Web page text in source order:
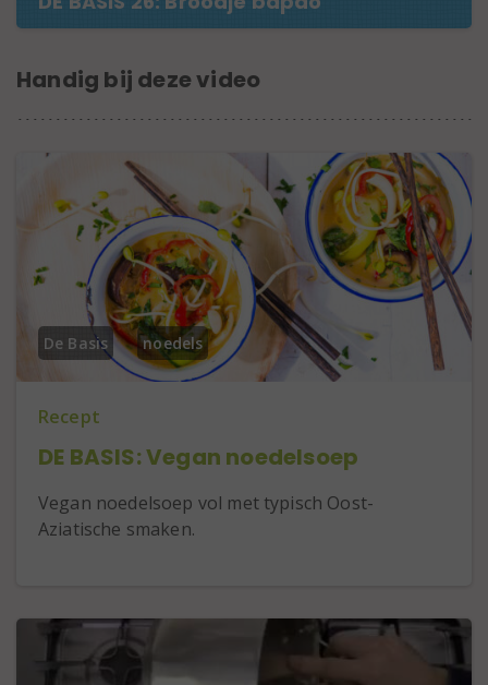
Handig bij deze video
De Basis noedels
Recept
DE BASIS: Vegan noedelsoep
Vegan noedelsoep vol met typisch Oost-
Aziatische smaken.